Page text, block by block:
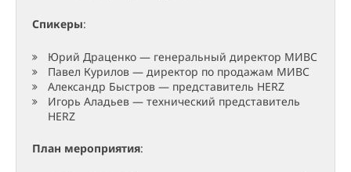
Спикеры:
Юрий Драценко — генеральный директор МИВС
Павел Курилов — директор по продажам МИВС
Александр Быстров — представитель HERZ
Игорь Аладьев — технический представитель
HERZ
План мероприятия: